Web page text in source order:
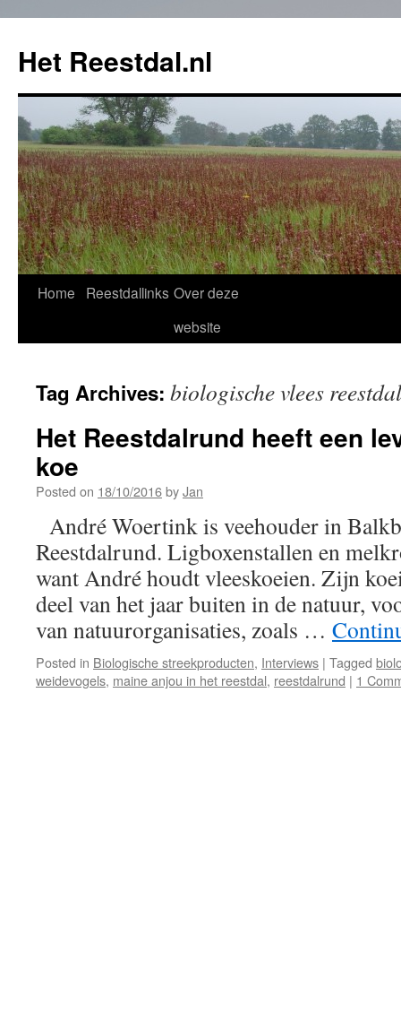
Het Reestdal.nl
Skip
Home Reestdallinks Over deze
website
Tag Archives: biologische vlees reestdal
Het Reestdalrund heeft een
koe
Posted on 18/10/2016byJan
André Woertink is veehouder in
Reestdalrund. Ligboxenstallen en
want André houdt vleeskoeien. Zijn
deel van het jaar buiten in de natuur,
van natuurorganisaties, zoals …
Posted in Biologische streekproducten, Interviews | Tagged
weidevogels, maine anjou in het reestdal, reestdalrund | 1